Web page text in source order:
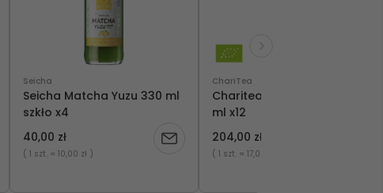
Seicha
Seicha Matcha Yuzu 330 ml
szkło x4
40,00 zł
( 1 szt. = 10,00 zł )
Powiadom
ChariTea
Charitea Mate Bio szkło 330
ml x12
204,00 zł
( 1 szt. = 17,00 zł )